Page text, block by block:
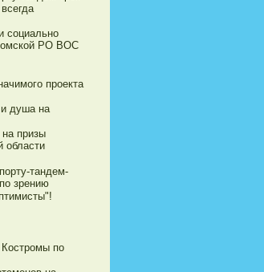
социально
РО ВОС
проекта
душа на
на призы
области
тандем-
зрению
по